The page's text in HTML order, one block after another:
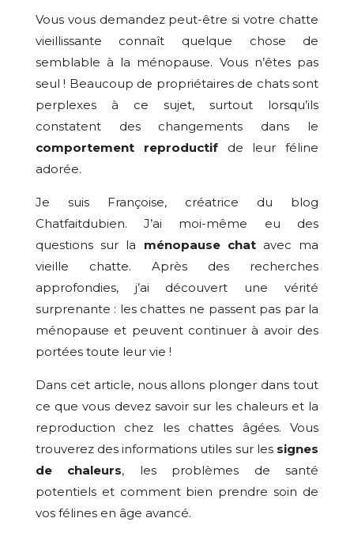
Vous vous demandez peut-être si votre chatte
vieillissante connaît quelque chose de
semblable à la ménopause. Vous n’êtes pas
seul ! Beaucoup de propriétaires de chats sont
perplexes à ce sujet, surtout lorsqu’ils
constatent des changements dans le
comportement reproductifde leur féline
adorée.
Je suis Françoise, créatrice du blog
Chatfaitdubien. J’ai moi-même eu des
questions sur la ménopause chatavec ma
vieille chatte. Après des recherches
approfondies, j’ai découvert une vérité
surprenante : les chattes ne passent pas par la
ménopause et peuvent continuer à avoir des
portées toute leur vie !
Dans cet article, nous allons plonger dans tout
ce que vous devez savoir sur les chaleurs et la
reproduction chez les chattes âgées. Vous
trouverez des informations utiles sur les signes
de chaleurs, les problèmes de santé
potentiels et comment bien prendre soin de
vos félines en âge avancé.